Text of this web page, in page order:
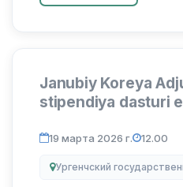
etish ista...
Janubiy Koreya
stipendiya dasturi
19 марта 2026 г. 12.00
Ургенчский